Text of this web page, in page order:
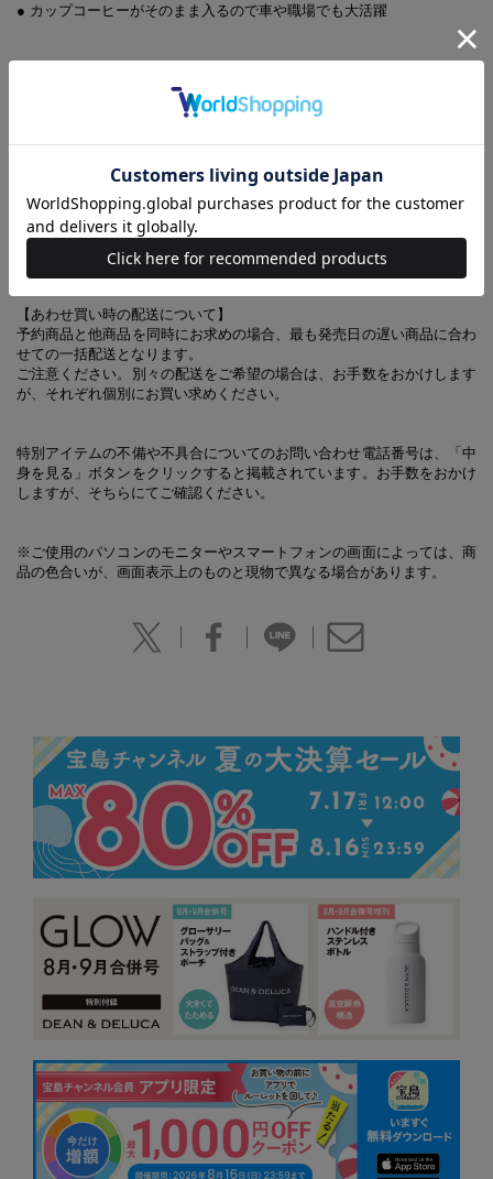
● カップコーヒーがそのまま入るので車や職場でも大活躍
【デザイン違いのアイテムはこちらから】
(C) Nintendo
【あわせ買い時の配送について】
予約商品と他商品を同時にお求めの場合、最も発売日の遅い商品に合わ
せての一括配送となります。
ご注意ください。別々の配送をご希望の場合は、お手数をおかけします
が、それぞれ個別にお買い求めください。
特別アイテムの不備や不具合についてのお問い合わせ電話番号は、「中
身を見る」ボタンをクリックすると掲載されています。お手数をおかけ
しますが、そちらにてご確認ください。
※ご使用のパソコンのモニターやスマートフォンの画面によっては、商
品の色合いが、画面表示上のものと現物で異なる場合があります。